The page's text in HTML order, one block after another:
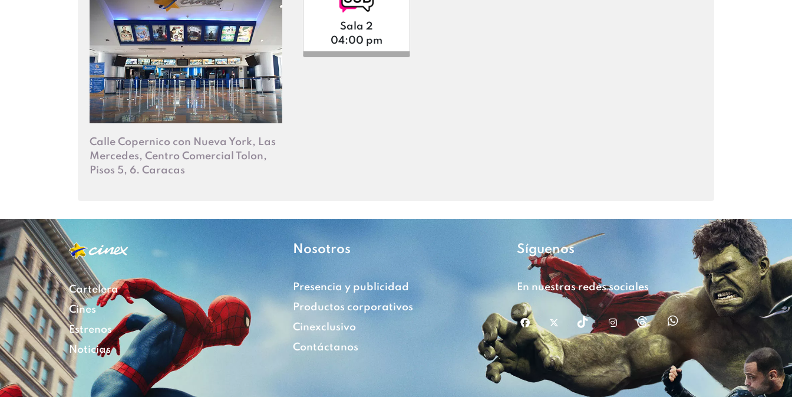
Calle Copernico con Nueva York, Las
Mercedes, Centro Comercial Tolon,
Pisos 5, 6. Caracas
Sala 2
04:00 pm
Cartelera
Cines
Estrenos
Noticias
Nosotros
Presencia y publicidad
Productos corporativos
Cinexclusivo
Contáctanos
Síguenos
En nuestras redes sociales